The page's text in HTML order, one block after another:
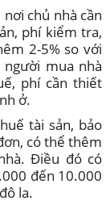
chủ nhà cần
phí kiểm tra,
2-5% so với
mua nhà
phí cần thiết
ở.
tài sản, bảo
có thể thêm
Điều đó có
đến 10.000
la.